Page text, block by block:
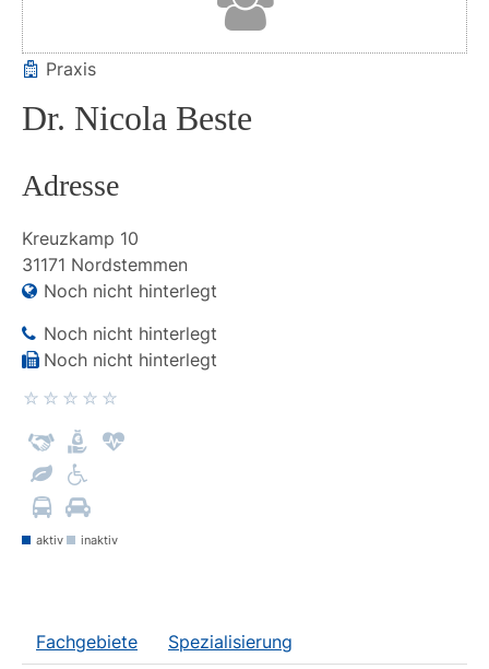
Praxis
Dr. Nicola Beste
Adresse
Kreuzkamp 10
31171 Nordstemmen
Noch nicht hinterlegt
Noch nicht hinterlegt
Noch nicht hinterlegt
aktiv inaktiv
Fachgebiete Spezialisierung